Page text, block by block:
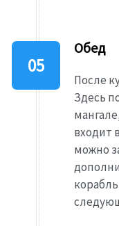
Обед
После
Здесь
входит
можно